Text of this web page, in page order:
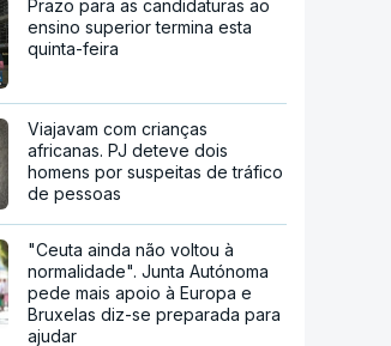
Prazo para as candidaturas ao
ensino superior termina esta
quinta-feira
Viajavam com crianças
africanas. PJ deteve dois
homens por suspeitas de tráfico
de pessoas
"Ceuta ainda não voltou à
normalidade". Junta Autónoma
pede mais apoio à Europa e
Bruxelas diz-se preparada para
ajudar